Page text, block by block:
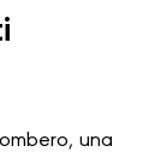
una